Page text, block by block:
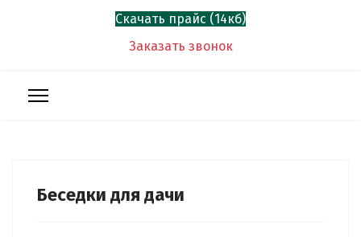
Скачать прайс (14кб)
Заказать звонок
Беседки для дачи